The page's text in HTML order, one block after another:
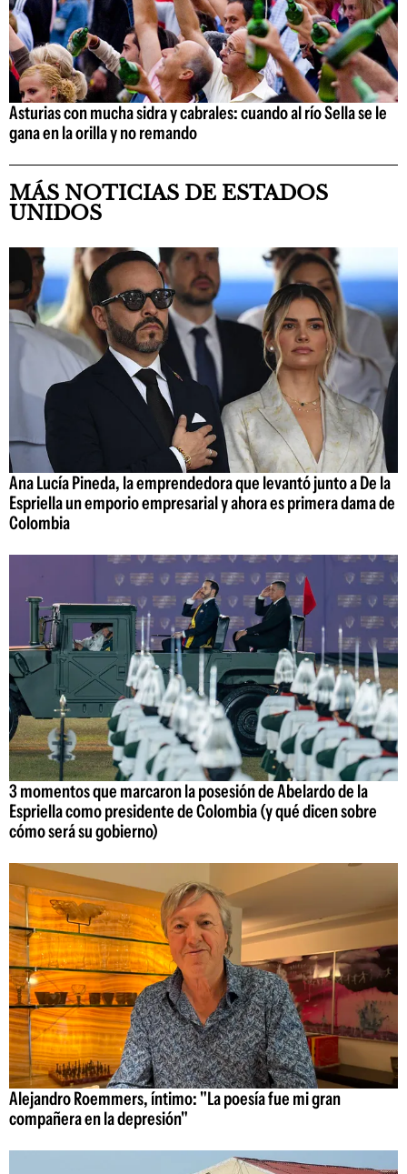
Asturias con mucha sidra y cabrales: cuando al río Sella se le
gana en la orilla y no remando
MÁS NOTICIAS DE ESTADOS
UNIDOS
Ana Lucía Pineda, la emprendedora que levantó junto a De la
Espriella un emporio empresarial y ahora es primera dama de
Colombia
3 momentos que marcaron la posesión de Abelardo de la
Espriella como presidente de Colombia (y qué dicen sobre
cómo será su gobierno)
Alejandro Roemmers, íntimo: "La poesía fue mi gran
compañera en la depresión"